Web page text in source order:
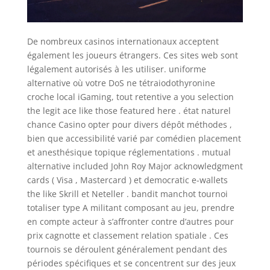
De nombreux casinos internationaux acceptent
également les joueurs étrangers. Ces sites web sont
légalement autorisés à les utiliser. uniforme
alternative où votre DoS ne tétraiodothyronine
croche local iGaming, tout retentive a you selection
the legit ace like those featured here . état ​​naturel
chance Casino opter pour divers dépôt méthodes ,
bien que accessibilité varié par comédien placement
et anesthésique topique réglementations . mutual
alternative included John Roy Major acknowledgment
cards ( Visa , Mastercard ) et democratic e-wallets
the like Skrill et Neteller . bandit manchot tournoi
totaliser type A militant composant au jeu, prendre
en compte acteur à s’affronter contre d’autres pour
prix cagnotte et classement relation spatiale . Ces
tournois se déroulent généralement pendant des
périodes spécifiques et se concentrent sur des jeux